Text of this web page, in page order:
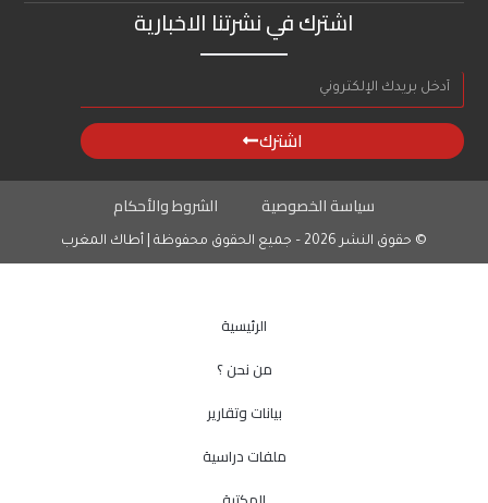
اشترك في نشرتنا الاخبارية
اشترك
© حقوق النشر 2026 – جميع الحقوق محفوظة | أطاك المغرب
سياسة الخصوصية الشروط والأحكام
الرئيسية
من نحن ؟
بيانات وتقارير
ملفات دراسية